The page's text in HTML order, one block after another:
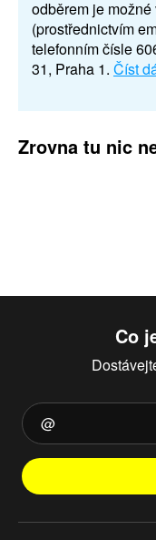
odběrem je
(prostřednictvím
telefonním čísle
31, Praha 1. Číst
Zrovna tu nic
Co